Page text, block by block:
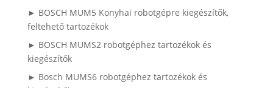
► BOSCH MUM5 Konyhai robotgépre kiegészítők,
feltehető tartozékok
► BOSCH MUMS2 robotgéphez tartozékok és
kiegészítők
► Bosch MUMS6 robotgéphez tartozékok és